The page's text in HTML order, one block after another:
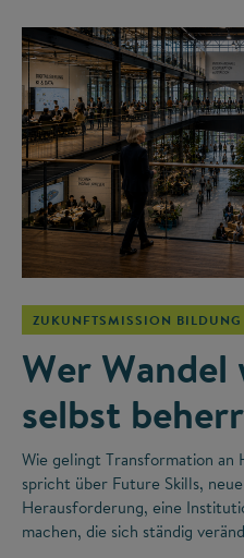
ZUKUNFTSMISSION BILDUNG
Wer
selbst
Wie gelingt Transformation an
spricht über Future Skills,
Herausforderung, eine
machen, die sich ständig